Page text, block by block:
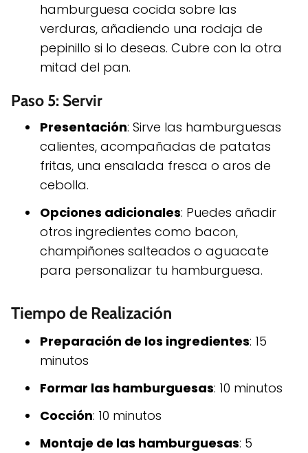
hamburguesa cocida sobre las
verduras, añadiendo una rodaja de
pepinillo si lo deseas. Cubre con la otra
mitad del pan.
Paso 5: Servir
Presentación: Sirve las hamburguesas
calientes, acompañadas de patatas
fritas, una ensalada fresca o aros de
cebolla.
Opciones adicionales: Puedes añadir
otros ingredientes como bacon,
champiñones salteados o aguacate
para personalizar tu hamburguesa.
Tiempo de Realización
Preparación de los ingredientes: 15
minutos
Formar las hamburguesas: 10 minutos
Cocción: 10 minutos
Montaje de las hamburguesas: 5